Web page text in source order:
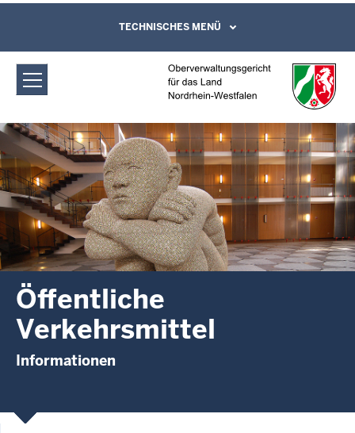
Oberverwaltungsgericht für das Land
Nordrhein-Westfalen: Öffentliche
Verkehrsmittel
Direkt zum Inhalt
Leichte Sprache, Gebärdensprachenvideo
und Kontaktformular
TECHNISCHES MENÜ
Öffentliche
Verkehrsmittel
Informationen